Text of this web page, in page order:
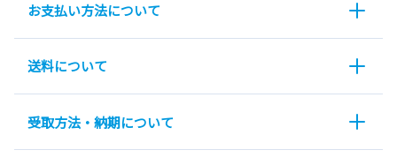
お支払い方法について
送料について
受取方法・納期について